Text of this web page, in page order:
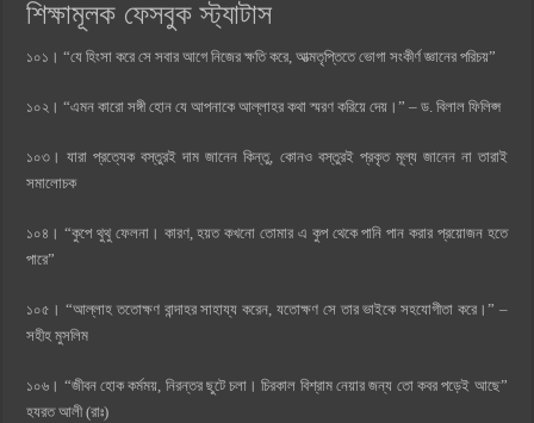
শিক্ষামূলক ফেসবুক স্ট্যাটাস
১০১। “যে হিংসা করে সে সবার আগে নিজের ক্ষতি করে, আত্মতৃপ্তিতে ভোগা সংকীর্ণ জ্ঞানের পরিচয়”
১০২। “এমন কারো সঙ্গী হোন যে আপনাকে আল্লাহর কথা স্মরণ করিয়ে দেয়।” – ড. বিলাল ফিলিপ্স
১০৩। যারা প্রত্যেক বস্তুরই দাম জানেন কিন্তু, কোনও বস্তুরই প্রকৃত মূল্য জানেন না তারাই
সমালোচক
১০৪। “কুপে থুথু ফেলনা। কারণ, হয়ত কখনো তোমার এ কুপ থেকে পানি পান করার প্রয়োজন হতে
পারে”
১০৫। “আল্লাহ ততোক্ষণ বান্দাহর সাহায্য করেন, যতোক্ষণ সে তার ভাইকে সহযোগীতা করে।” –
সহীহ মুসলিম
১০৬। “জীবন হোক কর্মময়, নিরন্তর ছুটে চলা। চিরকাল বিশ্রাম নেয়ার জন্য তো কবর পড়েই আছে”
হযরত আলী (রাঃ)